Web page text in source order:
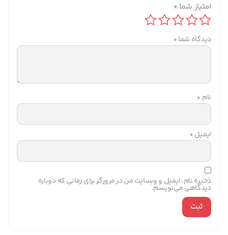
امتیاز شما *
دیدگاه شما*
نام *
ایمیل*
ذخیره نام، ایمیل و وبسایت من در مرورگر برای زمانی که دوباره
دیدگاهی می‌نویسم.